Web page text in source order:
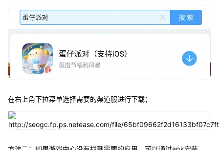
在右上角下拉菜单选择需要的渠道服进行下载；